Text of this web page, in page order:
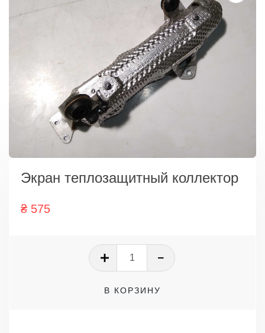
Экран теплозащитный коллектор
₴ 575
Количество
товара
теплозащитный
В КОРЗИНУ